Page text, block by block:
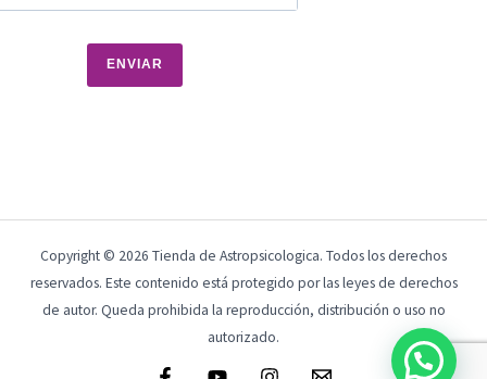
ENVIAR
Copyright © 2026 Tienda de Astropsicologica. Todos los derechos
reservados. Este contenido está protegido por las leyes de derechos
de autor. Queda prohibida la reproducción, distribución o uso no
autorizado.